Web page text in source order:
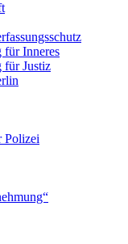
für Inneres
für Justiz
Polizei